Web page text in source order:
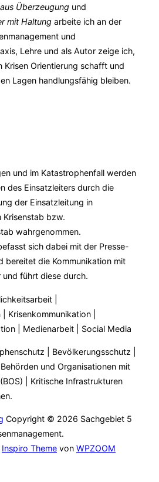
Überzeugung und
mit Haltung arbeite ich an der
und
Lehre und als Autor zeige ich,
Krisen Orientierung schafft und
Lagen handlungsfähig bleiben.
und im Katastrophenfall werden
des Einsatzleiters durch die
der Einsatzleitung in
Krisenstab bzw.
wahrgenommen.
sich dabei mit der Presse-
bereitet die Kommunikation mit
führt diese durch.
|
Krisenkommunikation |
| Medienarbeit | Social Media
| Bevölkerungsschutz |
und Organisationen mit
| Kritische Infrastrukturen
Copyright © 2026 Sachgebiet 5
Inspiro Theme von WPZOOM